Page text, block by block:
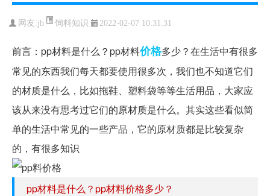
网友:jb 饲料知识 2022-02-07 10:31:31
前言：pp材料是什么？pp材料价格多少？在生活中有很多
常见的东西我们每天都要使用很多次，我们也不知道它们
的材质是什么，比如拖鞋、塑料袋等等生活用品，大家应
该从来没有思考过它们的原材质是什么。其实这些看似简
单的生活中常见的一些产品，它的原材质都是比较复杂
的，有很多知识
pp材料是什么？pp材料价格多少？